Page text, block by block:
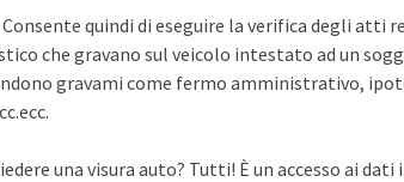
Consente quindi di eseguire la verifica degli
che gravano sul veicolo intestato ad un
gravami come fermo amministrativo,
una visura auto? Tutti! È un accesso ai